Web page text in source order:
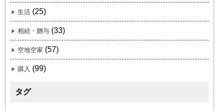
生活 (25)
相続・贈与 (33)
空地空家 (57)
購入 (99)
タグ